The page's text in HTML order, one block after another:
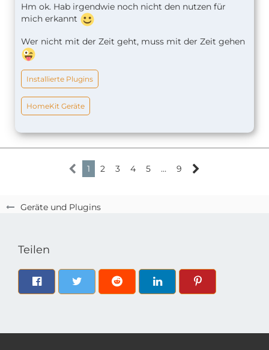
Geräte und Plugins
Hm ok. Hab irgendwie noch nicht den nutzen für
mich erkannt
Wer nicht mit der Zeit geht, muss mit der Zeit gehen
Installierte Plugins
HomeKit Geräte
1 2 3 4 5 … 9
Teilen